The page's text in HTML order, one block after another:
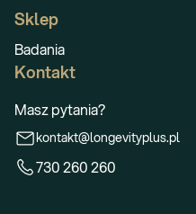
Sklep
Badania
Kontakt
Masz pytania?
kontakt@longevityplus.pl
730 260 260